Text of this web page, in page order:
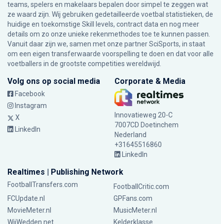
teams, spelers en makelaars bepalen door simpel te zeggen wat
ze waard zijn. Wij gebruiken gedetailleerde voetbal statistieken, de
huidige en toekomstige Skill levels, contract data en nog meer
details om zo onze unieke rekenmethodes toe te kunnen passen.
Vanuit daar zijn we, samen met onze partner SciSports, in staat
om een eigen transferwaarde voorspelling te doen en dat voor alle
voetballers in de grootste competities wereldwijd.
Volg ons op social media
Facebook
Instagram
X
LinkedIn
Corporate & Media
Innovatieweg 20-C
7007CD Doetinchem
Nederland
+31645516860
LinkedIn
Realtimes | Publishing Network
FootballTransfers.com
FootballCritic.com
FCUpdate.nl
GPFans.com
MovieMeter.nl
MusicMeter.nl
WijWedden.net
Kelderklasse